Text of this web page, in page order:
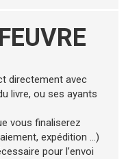
directement avec
livre, ou ses ayants
vous finaliserez
expédition ...)
pour l’envoi